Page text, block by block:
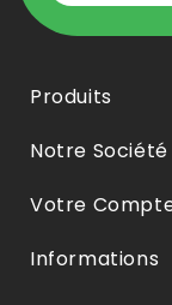
Produits
Notre Société
Votre
Informations